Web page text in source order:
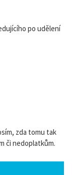
po udělení
zda tomu tak
či nedoplatkům.